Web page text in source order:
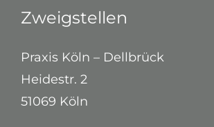
Zweigstellen
Praxis Köln – Dellbrück
Heidestr. 2
51069 Köln